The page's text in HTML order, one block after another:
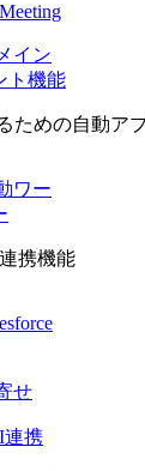
イン
ト機能
ための自動ア
ワー
携機能
せ
連携